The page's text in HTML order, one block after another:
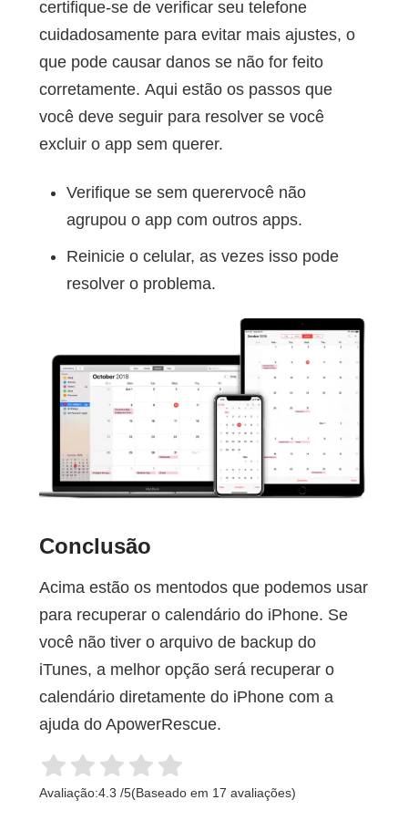
certifique-se de verificar seu telefone
cuidadosamente para evitar mais ajustes, o
que pode causar danos se não for feito
corretamente. Aqui estão os passos que
você deve seguir para resolver se você
excluir o app sem querer.
Verifique se sem querervocê não
agrupou o app com outros apps.
Reinicie o celular, as vezes isso pode
resolver o problema.
Conclusão
Acima estão os mentodos que podemos usar
para recuperar o calendário do iPhone. Se
você não tiver o arquivo de backup do
iTunes, a melhor opção será recuperar o
calendário diretamente do iPhone com a
ajuda do ApowerRescue.
Avaliação:4.3 /5(Baseado em 17 avaliações)